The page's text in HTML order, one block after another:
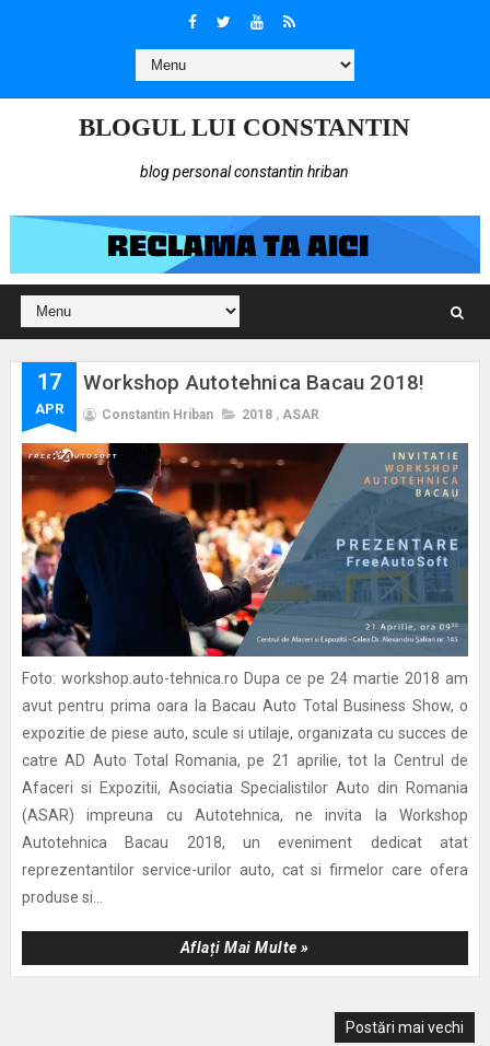
BLOGUL LUI CONSTANTIN
blog personal constantin hriban
17
APR
Workshop Autotehnica Bacau 2018!
Constantin Hriban 2018 , ASAR
Foto: workshop.auto-tehnica.ro Dupa ce pe 24 martie 2018 am
avut pentru prima oara la Bacau Auto Total Business Show, o
expozitie de piese auto, scule si utilaje, organizata cu succes de
catre AD Auto Total Romania, pe 21 aprilie, tot la Centrul de
Afaceri si Expozitii, Asociatia Specialistilor Auto din Romania
(ASAR) impreuna cu Autotehnica, ne invita la Workshop
Autotehnica Bacau 2018, un eveniment dedicat atat
reprezentantilor service-urilor auto, cat si firmelor care ofera
produse si...
Aflați Mai Multe »
Postări mai vechi